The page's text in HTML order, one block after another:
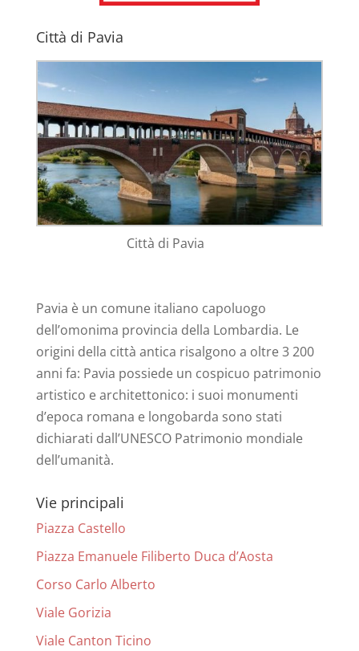
Città di Pavia
Città di Pavia
Pavia è un comune italiano capoluogo
dell’omonima provincia della Lombardia. Le
origini della città antica risalgono a oltre 3 200
anni fa: Pavia possiede un cospicuo patrimonio
artistico e architettonico: i suoi monumenti
d’epoca romana e longobarda sono stati
dichiarati dall’UNESCO Patrimonio mondiale
dell’umanità.
Vie principali
Piazza Castello
Piazza Emanuele Filiberto Duca d’Aosta
Corso Carlo Alberto
Viale Gorizia
Viale Canton Ticino